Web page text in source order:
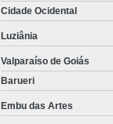
Cidade Ocidental
Luziânia
Valparaíso de Goiás
Barueri
Embu das Artes